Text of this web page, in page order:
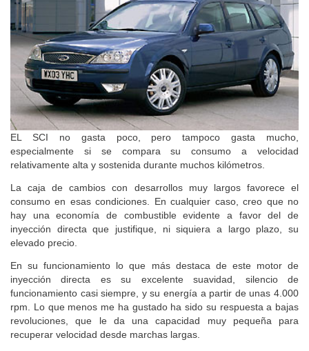
EL SCI no gasta poco, pero tampoco gasta mucho,
especialmente si se compara su consumo a velocidad
relativamente alta y sostenida durante muchos kilómetros.
La caja de cambios con desarrollos muy largos favorece el
consumo en esas condiciones. En cualquier caso, creo que no
hay una economía de combustible evidente a favor del de
inyección directa que justifique, ni siquiera a largo plazo, su
elevado precio.
En su funcionamiento lo que más destaca de este motor de
inyección directa es su excelente suavidad, silencio de
funcionamiento casi siempre, y su energía a partir de unas 4.000
rpm. Lo que menos me ha gustado ha sido su respuesta a bajas
revoluciones, que le da una capacidad muy pequeña para
recuperar velocidad desde marchas largas.